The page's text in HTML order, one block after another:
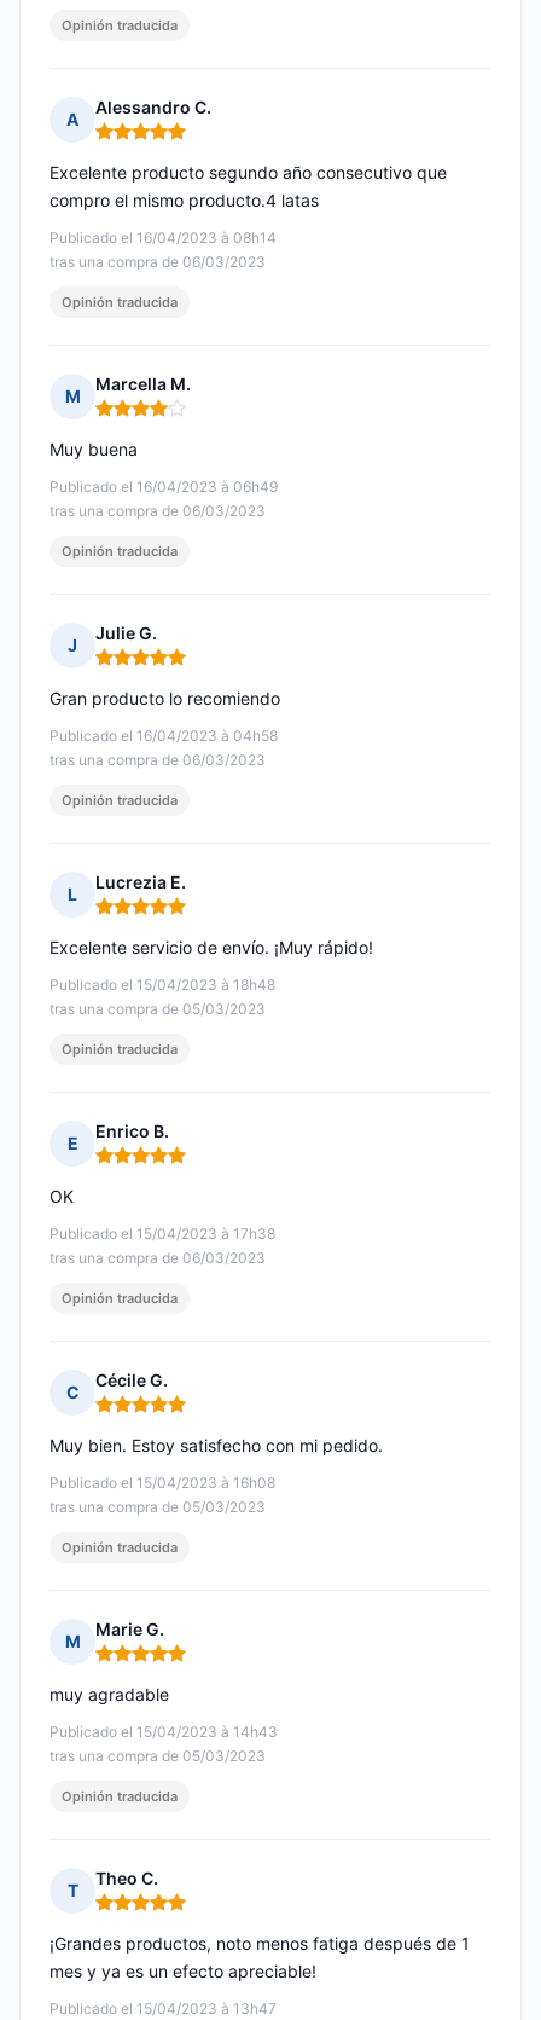
Opinión traducida
A
Alessandro C.
Nota: 5 de 5
Publicado el 16/04/2023 à 08h14
tras una compra de 06/03/2023
Excelente producto segundo año consecutivo que
compro el mismo producto.4 latas
Opinión traducida
M
Marcella M.
Nota: 4 de 5
Publicado el 16/04/2023 à 06h49
tras una compra de 06/03/2023
Muy buena
Opinión traducida
J
Julie G.
Nota: 5 de 5
Publicado el 16/04/2023 à 04h58
tras una compra de 06/03/2023
Gran producto lo recomiendo
Opinión traducida
L
Lucrezia E.
Nota: 5 de 5
Publicado el 15/04/2023 à 18h48
tras una compra de 05/03/2023
Excelente servicio de envío. ¡Muy rápido!
Opinión traducida
E
Enrico B.
Nota: 5 de 5
Publicado el 15/04/2023 à 17h38
tras una compra de 06/03/2023
OK
Opinión traducida
C
Cécile G.
Nota: 5 de 5
Publicado el 15/04/2023 à 16h08
tras una compra de 05/03/2023
Muy bien. Estoy satisfecho con mi pedido.
Opinión traducida
M
Marie G.
Nota: 5 de 5
Publicado el 15/04/2023 à 14h43
tras una compra de 05/03/2023
muy agradable
Opinión traducida
T
Theo C.
Nota: 5 de 5
Publicado el 15/04/2023 à 13h47
¡Grandes productos, noto menos fatiga después de 1
mes y ya es un efecto apreciable!